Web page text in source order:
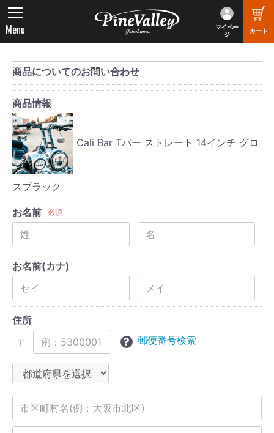
マイペー
ジ
カート
Menu
商品についてのお問い合わせ
商品情報
Cali Bar Tバー ストレート 14インチ グロ
スブラック
お名前 必須
お名前(カナ)
住所
〒
郵便番号検索